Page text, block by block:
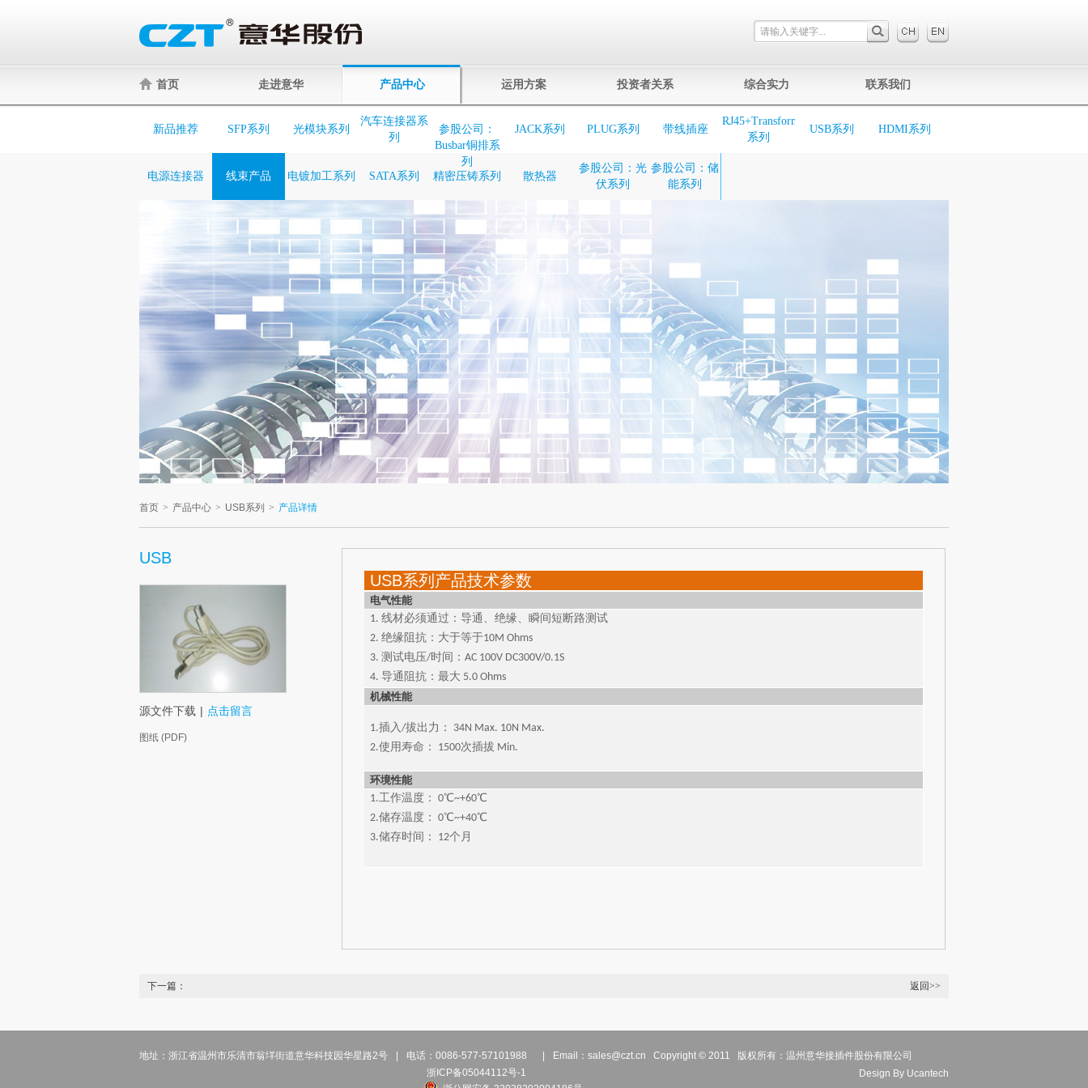
首页 走进意华 产品中心 运用方案 投资者关系 综合实力 联系我们
新品推荐 SFP系列 光模块系列
汽车连接器系
列
参股公司：
Busbar铜排系
列
JACK系列 PLUG系列 带线插座
RJ45+Transformer
系列
USB系列 HDMI系列
电源连接器 线束产品 电镀加工系列 SATA系列 精密压铸系列 散热器
参股公司：光
伏系列
参股公司：储
能系列
首页 > 产品中心 > USB系列 > 产品详情
USB
源文件下载 | 点击留言
图纸 (PDF)
USB系列产品技术参数
电气性能
1. 线材必须通过：导通、绝缘、瞬间短断路测试
2. 绝缘阻抗：大于等于10M Ohms
3. 测试电压/时间：AC 100V DC300V/0.1S
4. 导通阻抗：最大 5.0 Ohms
机械性能
1.插入/拔出力： 34N Max. 10N Max.
2.使用寿命： 1500次插拔 Min.
环境性能
1.工作温度： 0℃~+60℃
2.储存温度： 0℃~+40℃
3.储存时间： 12个月
下一篇： 返回>>
地址：浙江省温州市乐清市翁垟街道意华科技园华星路2号 电话：0086-577-57101988 Email： sales@czt.cn Copyright © 2011 版权所有：温州意华接插件股份有限公司
Design By Ucantech
浙ICP备05044112号-1